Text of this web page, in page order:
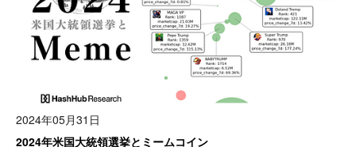
2024年05月31日
2024年米国大統領選挙とミームコイン